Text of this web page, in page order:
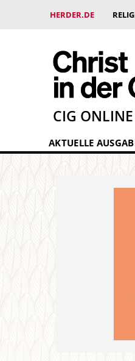
HERDER.DE
CIG ONLINE
AKTUELLE